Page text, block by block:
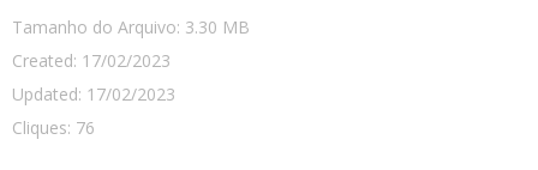
Tamanho do Arquivo: 3.30 MB
Created: 17/02/2023
Updated: 17/02/2023
Cliques: 76